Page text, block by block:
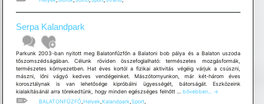
Sóstói
strand
Serpa Kalandpark
Parkunk 2003-ban nyitott meg Balatonfűzfőn a Balatoni bob pálya és a Balaton uszoda
tőszomszédságában. Célunk röviden összefoglalható: természetes mozgásformák,
természetes környezetben. Hat éves kortól a fizikai aktivitás végéig várjuk a csúszni,
mászni, lőni vágyó kedves vendégeinket. Mászótornyunkon, már két-három éves
korosztálynak is van lehetősége kipróbálni ügyességét, bátorságát. Eszközeink
kialakításánál arra törekedtünk, hogy minden egészséges felnőtt … Serpa
bővebben...
→
BALATONFŰZFŐ, Helyek, Kalandpark, Sport,